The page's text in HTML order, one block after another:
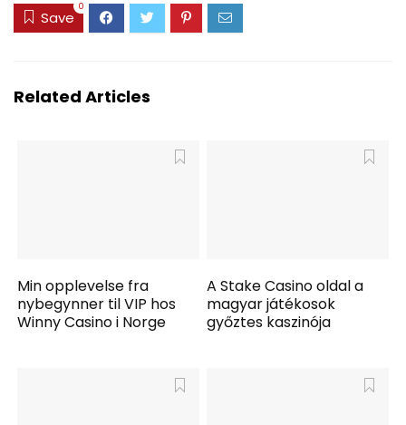
Save
0
Related Articles
Min opplevelse fra
nybegynner til VIP hos
Winny Casino i Norge
A Stake Casino oldal a
magyar játékosok
győztes kaszinója